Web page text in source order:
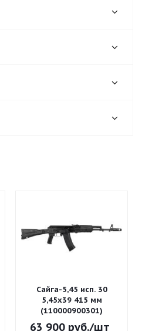
Сайга-5,45 исп. 30
5,45x39 415 мм
(110000900301)
63 900руб./шт